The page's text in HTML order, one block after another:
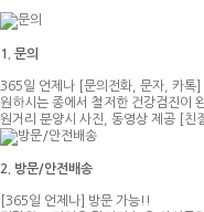
1. 문의
365일 언제나 [문의전화, 문자, 카톡]
원하시는 종에서 철저한 건강검진이
원거리 분양시 사진, 동영상 제공
[친
2. 방문/안전배송
[365일 언제나]
방문 가능!!